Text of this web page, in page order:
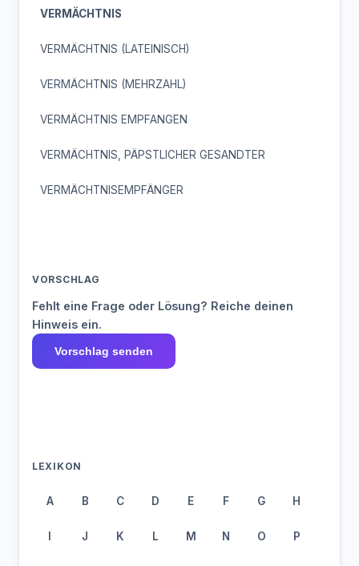
VERMÄCHTNIS
VERMÄCHTNIS (LATEINISCH)
VERMÄCHTNIS (MEHRZAHL)
VERMÄCHTNIS EMPFANGEN
VERMÄCHTNIS, PÄPSTLICHER GESANDTER
VERMÄCHTNISEMPFÄNGER
VORSCHLAG
Fehlt eine Frage oder Lösung? Reiche deinen
Hinweis ein.
Vorschlag senden
LEXIKON
A B C D E F G H
I J K L M N O P